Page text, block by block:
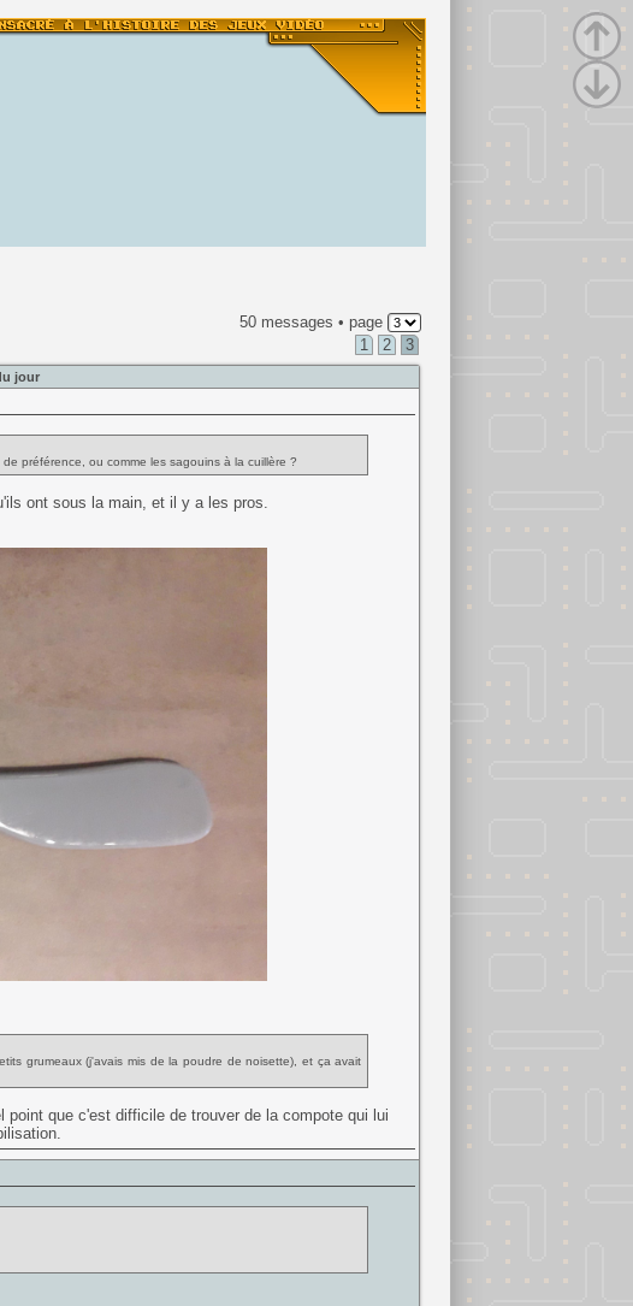
50 messages • page
1
2 3
jour
préférence, ou comme les sagouins à la cuillère ?
ont sous la main, et il y a les pros.
grumeaux (j'avais mis de la poudre de noisette), et ça avait
que c'est difficile de trouver de la compote qui lui